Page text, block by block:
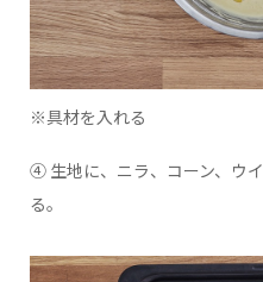
※具材を入れる
④ 生地に、ニラ、コーン、ウ
る。